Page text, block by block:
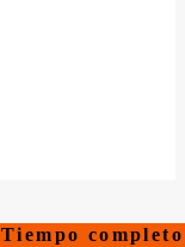
Tiempo completo